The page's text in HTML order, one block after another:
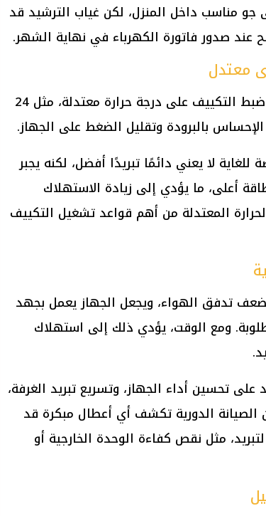
مناسب داخل المنزل، لكن غياب الترشيد قد
عند صدور فاتورة الكهرباء في نهاية الشهر.
معتدل
أول خطوة لتقليل الاستهلاك هي ضبط التكييف على درجة حرارة معتدلة، مثل 24
الإحساس بالبرودة وتقليل الضغط على الجهاز.
لا يعني دائمًا تبريدًا أفضل، لكنه يجبر
أعلى، ما يؤدي إلى زيادة الاستهلاك
المعتدلة من أهم قواعد تشغيل التكييف
يضعف تدفق الهواء، ويجعل الجهاز يعمل بجهد
ومع الوقت، يؤدي ذلك إلى استهلاك
تحسين أداء الجهاز، وتسريع تبريد الغرفة،
الدورية تكشف أي أعطال مبكرة قد
مثل نقص كفاءة الوحدة الخارجية أو